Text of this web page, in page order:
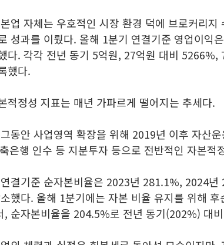
업 자체는 우호적인 시장 환경 덕에 브로커리지
성과를 이뤘다. 올해 1분기 연결기준 영업이익
다. 각각 전년 동기 5억원, 27억원 대비 5266%,
했다.
적정성 지표는 매년 가파르게 떨어지는 추세다.
동안 사업영역 확장을 위해 2019년 이후 자산
은행 인수 등 지분투자 등으로 전반적인 자본적
결기준 순자본비율은 2023년 281.1%, 2024
했다. 올해 1분기에는 자본 비율 유지를 위해
, 순자본비율을 204.5%로 전년 동기(202%) 대